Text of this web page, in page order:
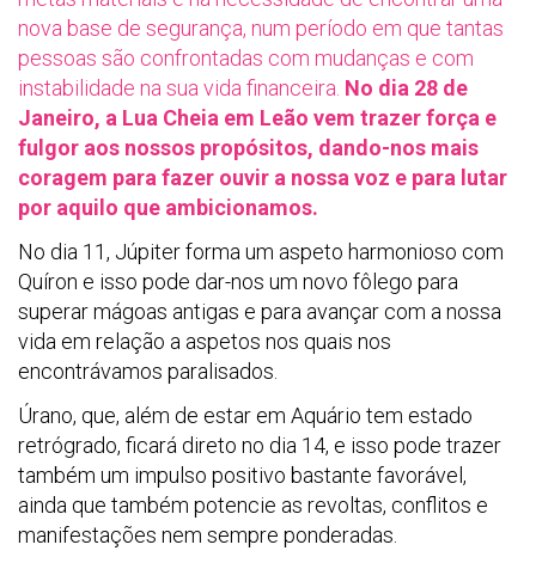
nova base de segurança, num período em que tantas
pessoas são confrontadas com mudanças e com
instabilidade na sua vida financeira. No dia 28 de
Janeiro, a Lua Cheia em Leão vem trazer força e
fulgor aos nossos propósitos, dando-nos mais
coragem para fazer ouvir a nossa voz e para lutar
por aquilo que ambicionamos.
No dia 11, Júpiter forma um aspeto harmonioso com
Quíron e isso pode dar-nos um novo fôlego para
superar mágoas antigas e para avançar com a nossa
vida em relação a aspetos nos quais nos
encontrávamos paralisados.
Úrano, que, além de estar em Aquário tem estado
retrógrado, ficará direto no dia 14, e isso pode trazer
também um impulso positivo bastante favorável,
ainda que também potencie as revoltas, conflitos e
manifestações nem sempre ponderadas.